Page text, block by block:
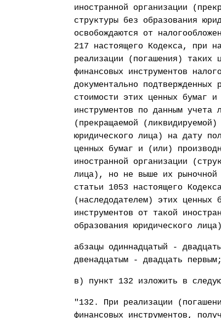
иностранной организации
структуры без образования
освобождаются от
217 настоящего Кодекса, при
реализации (погашения) таких
финансовых инструментов
документально
стоимости этих ценных бумаг
инструментов по данным учета
(прекращаемой
юридического лица) на дату
ценных бумаг и (или)
иностранной организации
лица), но не выше их рыночной
статьи 1053 настоящего
(наследодателем) этих ценных
инструментов от такой
образования юридического
абзацы одиннадцатый -
двенадцатым - двадцать
в) пункт 132 изложить в
"132. При реализации
финансовых инструментов,